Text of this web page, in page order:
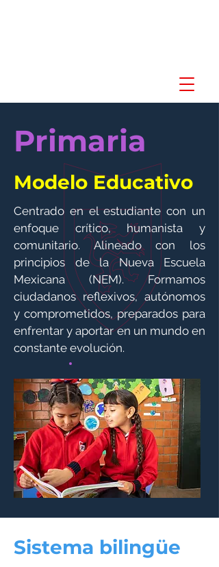
Primaria
Modelo Educativo
Centrado en el estudiante con un
enfoque crítico, humanista y
comunitario. Alineado con los
principios de la Nueva Escuela
Mexicana (NEM). Formamos
ciudadanos reflexivos, autónomos
y comprometidos, preparados para
enfrentar y aportar en un mundo en
constante evolución.
Sistema bilingüe